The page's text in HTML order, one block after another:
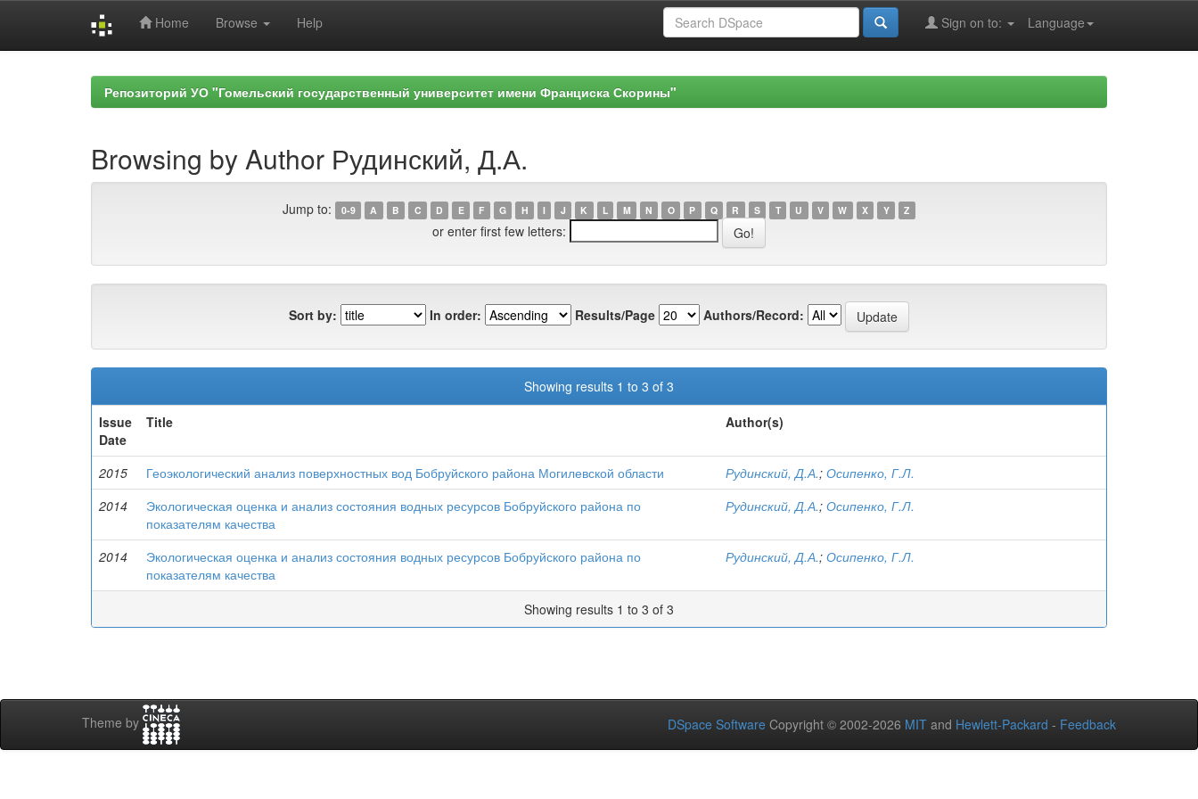
Home Browse Help Language
Sign on to:
Репозиторий УО "Гомельский государственный университет имени Франциска Скорины"
Browsing by Author Рудинский, Д.А.
Jump to: 0-9 A B C D E F G H I J K L M N O P Q R S T U V W X Y Z
or enter first few letters:
Sort by: In order: Results/Page Authors/Record:
Showing results 1 to 3 of 3
Issue
Date
Title Author(s)
2015 Геоэкологический анализ поверхностных вод Бобруйского района Могилевской области Рудинский, Д.А.; Осипенко, Г.Л.
2014
Экологическая оценка и анализ состояния водных ресурсов Бобруйского района по
показателям качества
Рудинский, Д.А.; Осипенко, Г.Л.
2014
Экологическая оценка и анализ состояния водных ресурсов Бобруйского района по
показателям качества
Рудинский, Д.А.; Осипенко, Г.Л.
Showing results 1 to 3 of 3
Theme by DSpace Software Copyright © 2002-2026 MIT and Hewlett-Packard - Feedback